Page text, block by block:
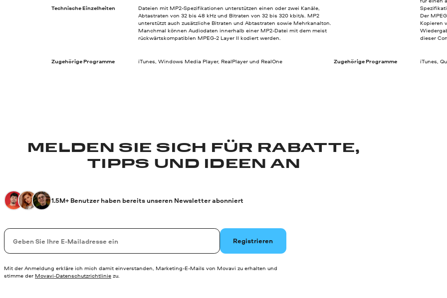
Technische Einzelheiten
Dateien mit MP2-Spezifikationen unterstützen einen oder zwei Kanäle,
Abtastraten von 32 bis 48 kHz und Bitraten von 32 bis 320 kbit/s. MP2
unterstützt auch zusätzliche Bitraten und Abtastraten sowie Mehrkanalton.
Manchmal können Audiodaten innerhalb einer MP2-Datei mit dem meist
rückwärtskompatiblen MPEG-2 Layer II kodiert werden.
Zugehörige Programme iTunes, Windows Media Player, RealPlayer und RealOne
Der
Kopieren
dieser
Zugehörige Programme iTunes,
MELDEN SIE SICH FÜR RABATTE,
TIPPS UND IDEEN AN
1.5M+ Benutzer haben bereits unseren Newsletter abonniert
Ihre E-Mail-Addresse Registrieren
Mit der Anmeldung erkläre ich mich damit einverstanden, Marketing-E-Mails von Movavi zu erhalten und
stimme der Movavi-Datenschutzrichtlinie zu.